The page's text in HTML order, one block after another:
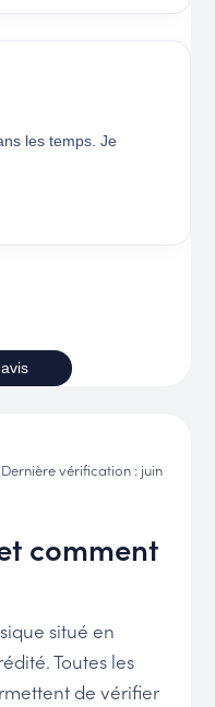
les temps. Je
Dernière vérification : juin
comment
situé en
Toutes les
de vérifier